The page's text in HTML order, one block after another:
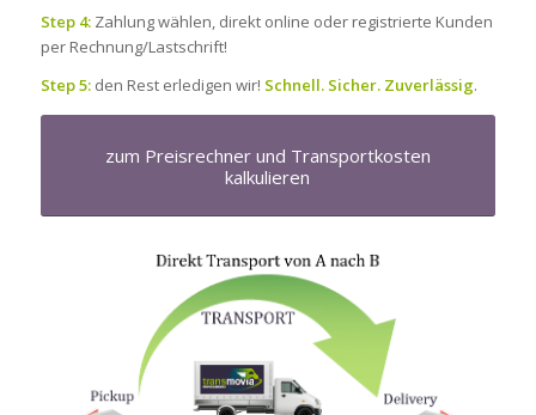
Step 4:Zahlung wählen, direkt online oder registrierte Kunden
per Rechnung/Lastschrift!
Step 5:den Rest erledigen wir! Schnell. Sicher. Zuverlässig.
zum Preisrechner und Transportkosten
kalkulieren